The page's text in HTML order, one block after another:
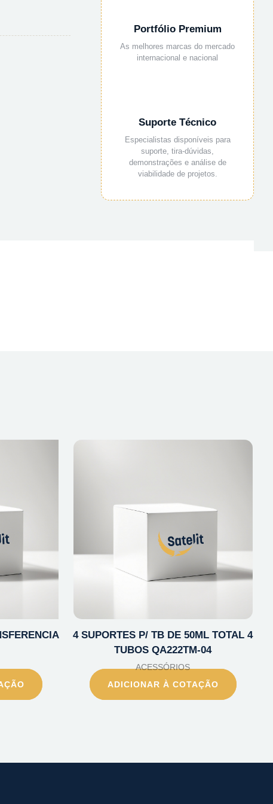
Portfólio Premium
As melhores marcas do mercado
internacional e nacional
Suporte Técnico
Especialistas disponíveis para
suporte, tira-dúvidas,
demonstrações e análise de
viabilidade de projetos.
4 SUPORTES P/ TB DE 50ML TOTAL 4
TUBOS QA222TM-04
ACESSÓRIOS
ADICIONAR À COTAÇÃO